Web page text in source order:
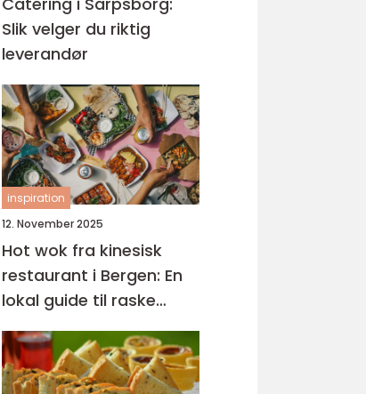
Slik velger du riktig
leverandør
inspiration
12. November 2025
Hot wok fra kinesisk
restaurant i Bergen: En
lokal guide til raske
smaker på Sartor